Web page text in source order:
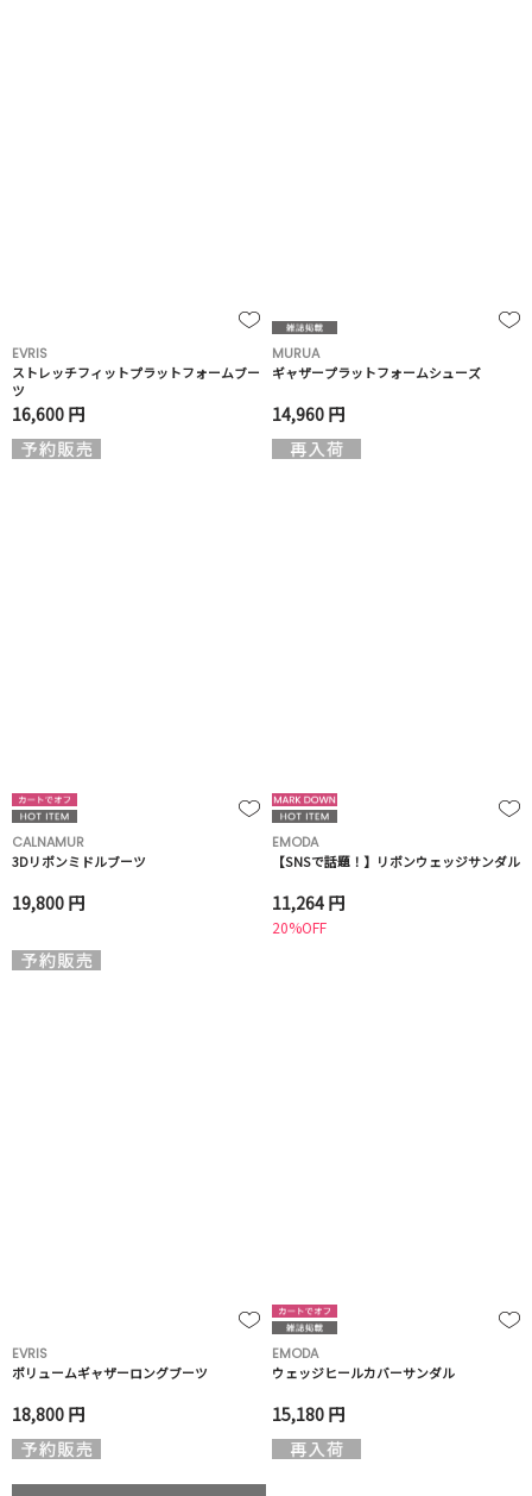
EVRIS
ストレッチフィットプラットフォームブー
ツ
16,600 円
MURUA
ギャザープラットフォームシューズ
14,960 円
CALNAMUR
3Dリボンミドルブーツ
19,800 円
EMODA
【SNSで話題！】リボンウェッジサンダル
11,264 円
20%OFF
EVRIS
ボリュームギャザーロングブーツ
18,800 円
EMODA
ウェッジヒールカバーサンダル
15,180 円